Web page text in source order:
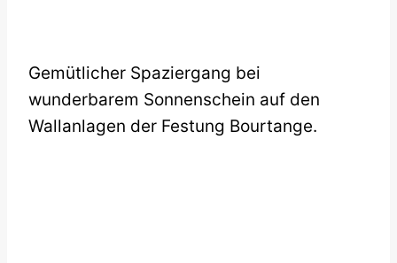
Gemütlicher Spaziergang bei
wunderbarem Sonnenschein auf den
Wallanlagen der Festung Bourtange.